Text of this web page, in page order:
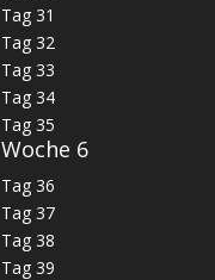
Tag 31
Tag 32
Tag 33
Tag 34
Tag 35
Woche 6
Tag 36
Tag 37
Tag 38
Tag 39